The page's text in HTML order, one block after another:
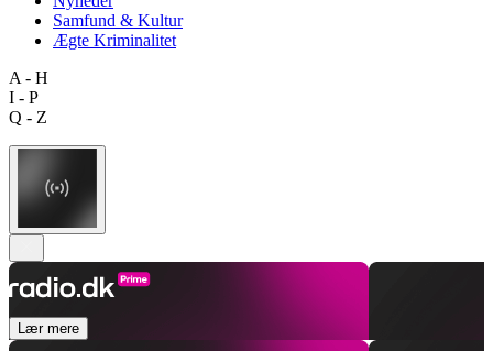
Samfund & Kultur
Ægte Kriminalitet
A - H
I - P
Q - Z
Lær mere